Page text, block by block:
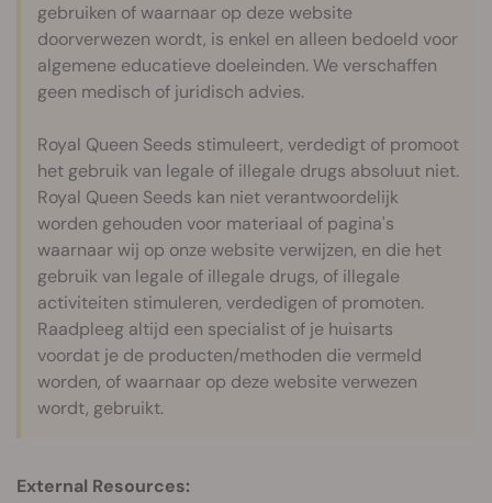
gebruiken of waarnaar op deze website
doorverwezen wordt, is enkel en alleen bedoeld voor
algemene educatieve doeleinden. We verschaffen
geen medisch of juridisch advies.
Royal Queen Seeds stimuleert, verdedigt of promoot
het gebruik van legale of illegale drugs absoluut niet.
Royal Queen Seeds kan niet verantwoordelijk
worden gehouden voor materiaal of pagina's
waarnaar wij op onze website verwijzen, en die het
gebruik van legale of illegale drugs, of illegale
activiteiten stimuleren, verdedigen of promoten.
Raadpleeg altijd een specialist of je huisarts
voordat je de producten/methoden die vermeld
worden, of waarnaar op deze website verwezen
wordt, gebruikt.
External Resources: